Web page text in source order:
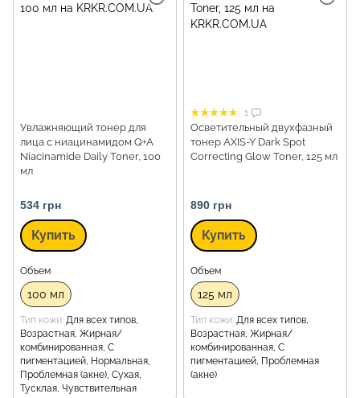
Увлажняющий тонер для
лица с ниацинамидом Q+A
Niacinamide Daily Toner, 100
мл
534 грн
Купить
Объем
100 мл
Тип кожи Для всех типов,
Возрастная, Жирная/
комбинированная, С
пигментацией, Нормальная,
Проблемная (акне), Сухая,
Тусклая, Чувствительная
1
Осветительный двухфазный
тонер AXIS-Y Dark Spot
Correcting Glow Toner, 125 мл
890 грн
Купить
Объем
125 мл
Тип кожи Для всех типов,
Возрастная, Жирная/
комбинированная, С
пигментацией, Проблемная
(акне)